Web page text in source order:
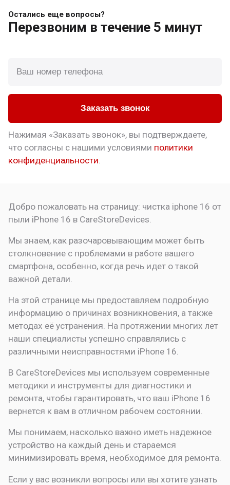
Остались еще вопросы?
Перезвоним в течение 5 минут
Заказать звонок
Нажимая «Заказать звонок», вы подтверждаете,
что согласны с нашими условиями политики
конфиденциальности
Добро пожаловать на страницу: чистка iphone 16 от
пыли iPhone 16 в CareStoreDevices.
Мы знаем, как разочаровывающим может быть
столкновение с проблемами в работе вашего
смартфона, особенно, когда речь идет о такой
важной детали.
На этой странице мы предоставляем подробную
информацию о причинах возникновения, а также
методах её устранения. На протяжении многих лет
наши специалисты успешно справлялись с
различными неисправностями iPhone 16.
В CareStoreDevices мы используем современные
методики и инструменты для диагностики и
ремонта, чтобы гарантировать, что ваш iPhone 16
вернется к вам в отличном рабочем состоянии.
Мы понимаем, насколько важно иметь надежное
устройство на каждый день и стараемся
минимизировать время, необходимое для ремонта.
Если у вас возникли вопросы или вы хотите узнать